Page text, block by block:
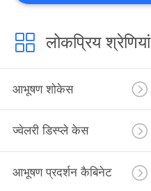
लोकप्रिय श्रेणियां
आभूषण शोकेस
ज्वेलरी डिस्प्ले केस
आभूषण प्रदर्शन कैबिनेट